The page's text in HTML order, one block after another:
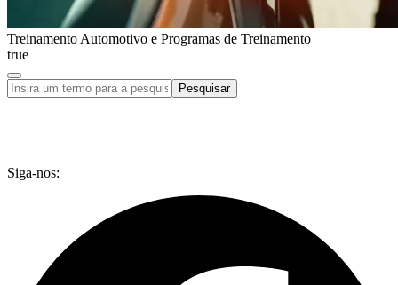
Treinamento Automotivo e Programas de Treinamento
true
Pesquisar
Siga-nos: